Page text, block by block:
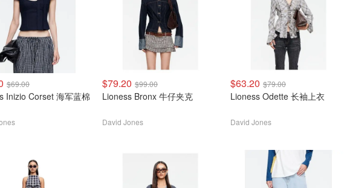
$69.00 $79.20 $99.00
Lioness Bronx 牛仔夹克
David Jones
$63.20 $79.00
Lioness Odette 长袖上衣
David Jones